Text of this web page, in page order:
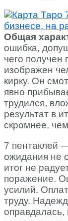
Общая
ошибка,
чего получен
изображен
кирку. Он
явно
трудился,
результат в
скромнее,
7 пентаклей
ожидания не
итог не
поражение.
усилий.
труду.